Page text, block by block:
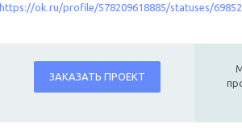
https://ok.ru/profile/578209618885/statuses/
ЗАКАЗАТЬ ПРОЕКТ